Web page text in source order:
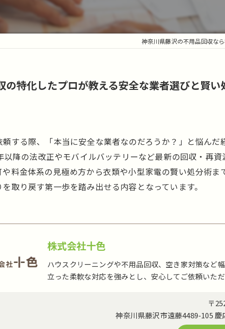
神奈川県藤沢の不用品回収な
の特化したプロが教える安全な業者選びと賢
する際、「本当に安全な業者なのだろうか？」と悩ん
以降の法改正やモバイルバッテリーなど最新の回収・再
や料金体系の見極め方から衣類や小型家電の賢い処分術
取り戻す第一歩を踏み出せる内容となっています。
株式会社十色
ハウスクリーニングや不用品回収、空き家対策など
立った柔軟な対応を強みとし、安心してご依頼いた
〒
神奈川県藤沢市遠藤4489-105